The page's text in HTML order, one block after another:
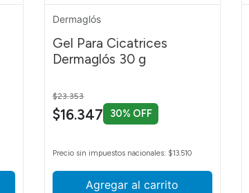
Dermaglós
Gel Para Cicatrices
Dermaglós 30 g
Price reduced from
$23.353to
$16.347 30% OFF
Precio sin impuestos nacionales: $13.510
Agregar al carrito